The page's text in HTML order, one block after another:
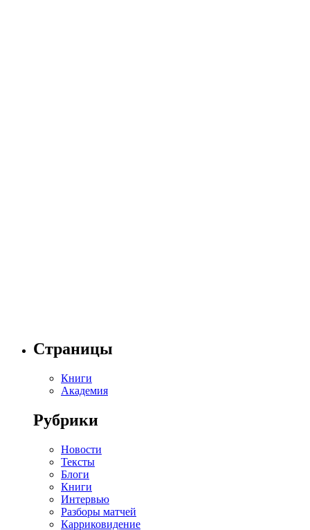
Страницы
Книги
Академия
Рубрики
Новости
Тексты
Блоги
Книги
Интервью
Разборы матчей
Карриковидение